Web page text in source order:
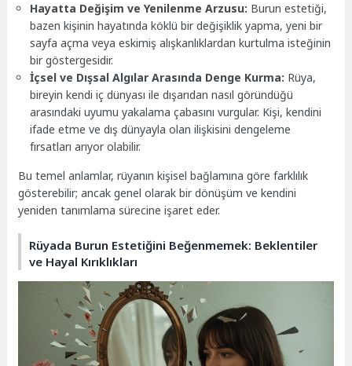
Hayatta Değişim ve Yenilenme Arzusu: Burun estetiği,
bazen kişinin hayatında köklü bir değişiklik yapma, yeni bir
sayfa açma veya eskimiş alışkanlıklardan kurtulma isteğinin
bir göstergesidir.
İçsel ve Dışsal Algılar Arasında Denge Kurma: Rüya,
bireyin kendi iç dünyası ile dışarıdan nasıl göründüğü
arasındaki uyumu yakalama çabasını vurgular. Kişi, kendini
ifade etme ve dış dünyayla olan ilişkisini dengeleme
fırsatları arıyor olabilir.
Bu temel anlamlar, rüyanın kişisel bağlamına göre farklılık
gösterebilir; ancak genel olarak bir dönüşüm ve kendini
yeniden tanımlama sürecine işaret eder.
Rüyada Burun Estetiğini Beğenmemek: Beklentiler
ve Hayal Kırıklıkları